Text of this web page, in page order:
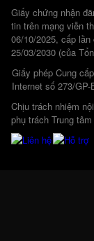
Giấy chứng nhận
tin trên mạng viễn
06/10/2025, cấp
25/03/2030 (của
Giấy phép Cung
Internet số 273/
Chịu trách nhiệm
phụ trách Trung tâm